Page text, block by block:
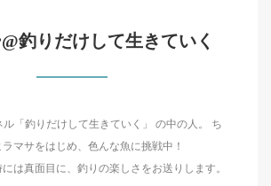
釣りだけして生きていく
「釣りだけして生きていく」 の中の人。 ち
マサをはじめ、色んな魚に挑戦中！
は真面目に、釣りの楽しさをお送りします。